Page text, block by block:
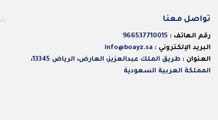
تواصل معنا
رقم الهاتف : 966537710015
البريد الإلكتروني : info@boayz.sa
العنوان :
طريق الملك عبدالعزيز، العارض، الرياض 13345،
المملكة العربية السعودية